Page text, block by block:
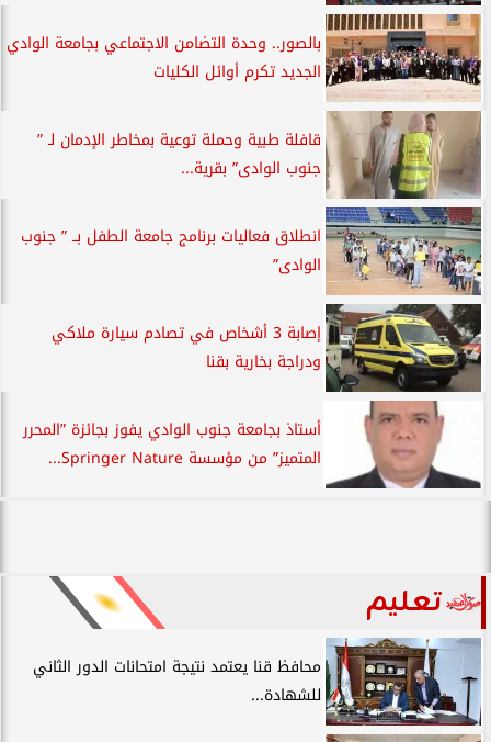
بالصور.. وحدة التضامن الاجتماعي بجامعة الوادي
الجديد تكرم أوائل الكليات
قافلة طبية وحملة توعية بمخاطر الإدمان لـ ”
جنوب الوادى” بقرية...
انطلاق فعاليات برنامج جامعة الطفل بــ ” جنوب
الوادى”
إصابة 3 أشخاص في تصادم سيارة ملاكي
ودراجة بخارية بقنا
أستاذ بجامعة جنوب الوادي يفوز بجائزة ”المحرر
المتميز” من مؤسسة Springer Nature...
تعليم
محافظ قنا يعتمد نتيجة امتحانات الدور الثاني
للشهادة...